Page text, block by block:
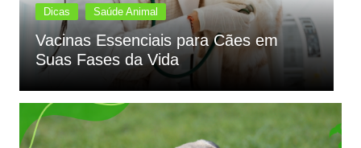
Dicas Saúde Animal
Vacinas Essenciais para Cães em
Suas Fases da Vida